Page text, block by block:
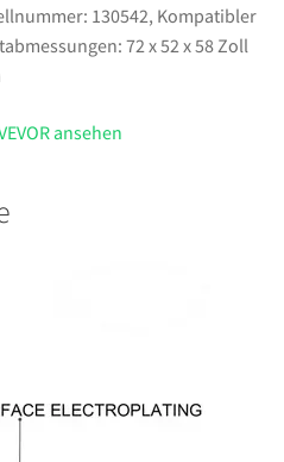
130542, Kompatibler
72 x 52 x 58 Zoll
ansehen